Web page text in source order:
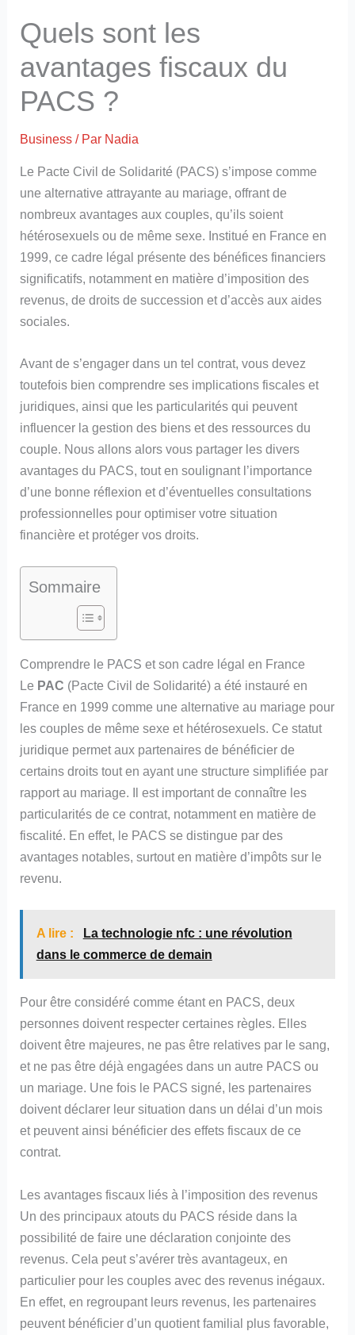
Quels sont les
avantages fiscaux du
PACS ?
Business / Par Nadia
Le Pacte Civil de Solidarité (PACS) s’impose comme
une alternative attrayante au mariage, offrant de
nombreux avantages aux couples, qu’ils soient
hétérosexuels ou de même sexe. Institué en France en
1999, ce cadre légal présente des bénéfices financiers
significatifs, notamment en matière d’imposition des
revenus, de droits de succession et d’accès aux aides
sociales.
Avant de s’engager dans un tel contrat, vous devez
toutefois bien comprendre ses implications fiscales et
juridiques, ainsi que les particularités qui peuvent
influencer la gestion des biens et des ressources du
couple. Nous allons alors vous partager les divers
avantages du PACS, tout en soulignant l’importance
d’une bonne réflexion et d’éventuelles consultations
professionnelles pour optimiser votre situation
financière et protéger vos droits.
Sommaire
Comprendre le PACS et son cadre légal en France
Le PAC (Pacte Civil de Solidarité) a été instauré en
France en 1999 comme une alternative au mariage pour
les couples de même sexe et hétérosexuels. Ce statut
juridique permet aux partenaires de bénéficier de
certains droits tout en ayant une structure simplifiée par
rapport au mariage. Il est important de connaître les
particularités de ce contrat, notamment en matière de
fiscalité. En effet, le PACS se distingue par des
avantages notables, surtout en matière d’impôts sur le
revenu.
A lire :
La technologie nfc : une révolution
dans le commerce de demain
Pour être considéré comme étant en PACS, deux
personnes doivent respecter certaines règles. Elles
doivent être majeures, ne pas être relatives par le sang,
et ne pas être déjà engagées dans un autre PACS ou
un mariage. Une fois le PACS signé, les partenaires
doivent déclarer leur situation dans un délai d’un mois
et peuvent ainsi bénéficier des effets fiscaux de ce
contrat.
Les avantages fiscaux liés à l’imposition des revenus
Un des principaux atouts du PACS réside dans la
possibilité de faire une déclaration conjointe des
revenus. Cela peut s’avérer très avantageux, en
particulier pour les couples avec des revenus inégaux.
En effet, en regroupant leurs revenus, les partenaires
peuvent bénéficier d’un quotient familial plus favorable,